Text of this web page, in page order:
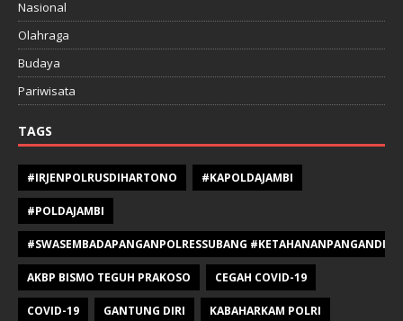
Nasional
Olahraga
Budaya
Pariwisata
TAGS
#IRJENPOLRUSDIHARTONO #KAPOLDAJAMBI
#POLDAJAMBI
#SWASEMBADAPANGANPOLRESSUBANG
AKBP BISMO TEGUH PRAKOSO CEGAH COVID-19
COVID-19 GANTUNG DIRI KABAHARKAM POLRI